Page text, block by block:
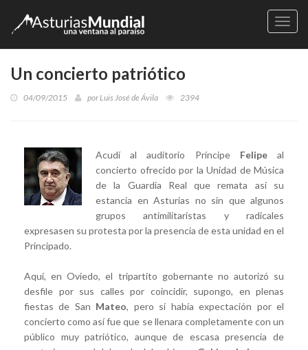
Un concierto patriótico
04/09/2015 porLuis José de Ávila 2394
Acudí al auditorio Príncipe Felipeal
concierto ofrecido por la Unidad de Música
de la Guardia Real que remata así su
estancia en Asturias no sin que algunos
grupos antimilitaristas y radicales
expresasen su protesta por la presencia de esta unidad en el
Principado.
Aquí, en Oviedo, el tripartito gobernante no autorizó su
desfile por sus calles por coincidir, supongo, en plenas
fiestas de San Mateo, pero sí había expectación por el
concierto como así fue que se llenara completamente con un
público muy patriótico, aunque de escasa presencia de